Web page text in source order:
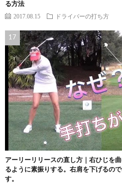
る方法
2017.08.15 ドライバーの打ち方
アーリーリリースの直し方｜右ひじを
るように素振りする。右肩を下げるの
す。